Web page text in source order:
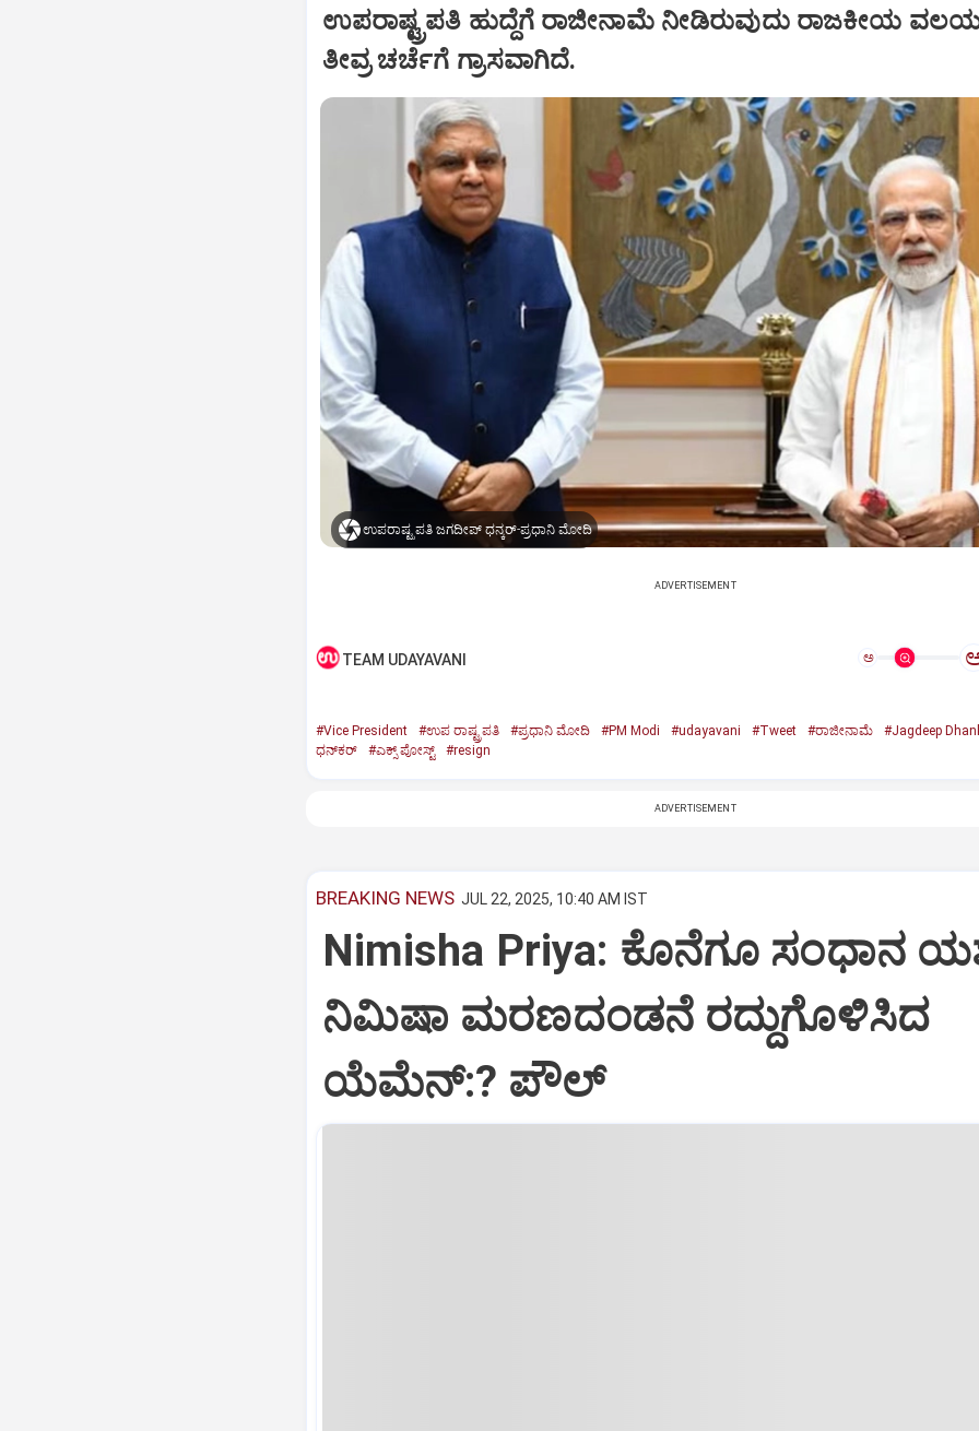
ಉಪರಾಷ್ಟ್ರಪತಿ ಹುದ್ದೆಗೆ ರಾಜೀನಾಮೆ ನೀಡಿರುವುದು ರಾಜಕೀಯ
ತೀವ್ರ ಚರ್ಚೆಗೆ ಗ್ರಾಸವಾಗಿದೆ.
ಉಪರಾಷ್ಟ್ರಪತಿ ಜಗದೀಪ್‌ ಧನ್ಕರ್-ಪ್ರಧಾನಿ ಮೋದಿ
ADVERTISEMENT
TEAM UDAYAVANI ಅ
#Vice President #ಉಪ ರಾಷ್ಟ್ರಪತಿ #ಪ್ರಧಾನಿ ಮೋದಿ #PM Modi #udayavani #Tweet #ರಾಜೀನಾಮೆ
#Jagdeep
ಧನ್‌ಕರ್‌
#ಎಕ್ಸ್‌ ಪೋಸ್ಟ್ #resign
ADVERTISEMENT
BREAKING NEWS JUL 22, 2025, 10:40 AM IST
Nimisha Priya: ಕೊನೆಗೂ ಸಂಧಾನ
ನಿಮಿಷಾ ಮರಣದಂಡನೆ ರದ್ದುಗೊಳಿಸಿದ
ಯೆಮೆನ್:? ಪೌಲ್